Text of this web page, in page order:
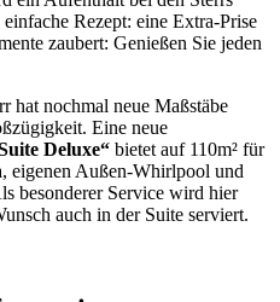
Rezept: eine Extra-Prise
zaubert: Genießen Sie jeden
hat nochmal neue Maßstäbe
Eine neue
Deluxe“ bietet auf 110m² für
eigenen Außen-Whirlpool und
besonderer Service wird hier
auch in der Suite serviert.